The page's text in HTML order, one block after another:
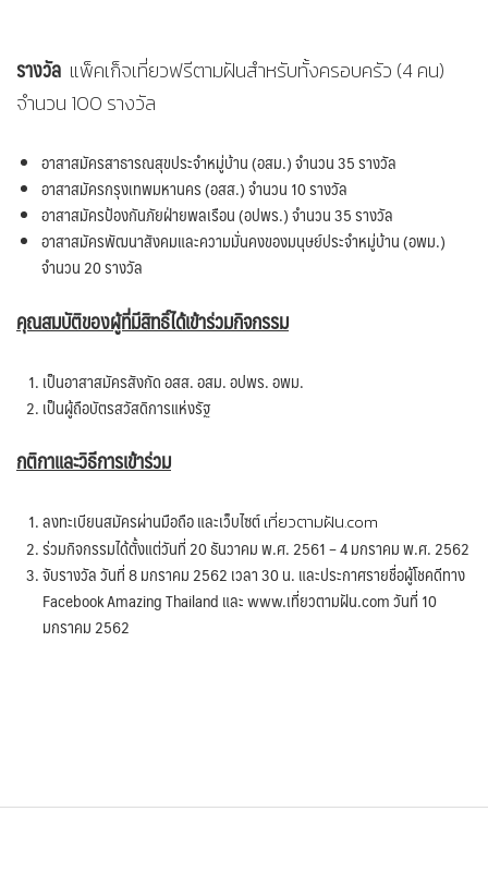
รางวัล แพ็คเก็จเที่ยวฟรีตามฝันสำหรับทั้งครอบครัว (4 คน)
จำนวน 100 รางวัล
อาสาสมัครสาธารณสุขประจำหมู่บ้าน (อสม.) จำนวน 35 รางวัล
อาสาสมัครกรุงเทพมหานคร (อสส.) จำนวน 10 รางวัล
อาสาสมัครป้องกันภัยฝ่ายพลเรือน (อปพร.) จำนวน 35 รางวัล
อาสาสมัครพัฒนาสังคมและความมั่นคงของมนุษย์ประจำหมู่บ้าน (อพม.)
จำนวน 20 รางวัล
คุณสมบัติของผู้ที่มีสิทธิ์ได้เข้าร่วมกิจกรรม
เป็นอาสาสมัครสังกัด อสส. อสม. อปพร. อพม.
เป็นผู้ถือบัตรสวัสดิการแห่งรัฐ
กติกาและวิธีการเข้าร่วม
ลงทะเบียนสมัครผ่านมือถือ และเว็บไซต์เที่ยวตามฝัน.com
ร่วมกิจกรรมได้ตั้งแต่วันที่ 20 ธันวาคม พ.ศ. 2561 – 4 มกราคม พ.ศ. 2562
จับรางวัล วันที่ 8 มกราคม 2562 เวลา 30 น. และประกาศรายชื่อผู้โชคดีทาง
Facebook Amazing Thailand และ www.เที่ยวตามฝัน.com วันที่ 10
มกราคม 2562